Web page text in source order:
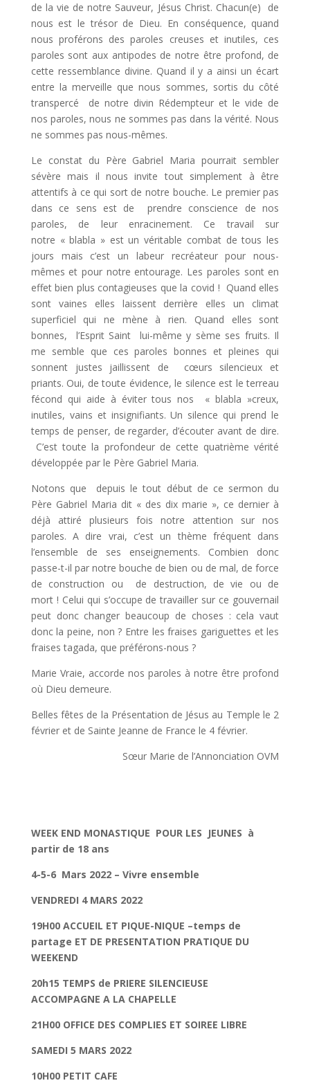
de la vie de notre Sauveur, Jésus Christ. Chacun(e) de
nous est le trésor de Dieu. En conséquence, quand
nous proférons des paroles creuses et inutiles, ces
paroles sont aux antipodes de notre être profond, de
cette ressemblance divine. Quand il y a ainsi un écart
entre la merveille que nous sommes, sortis du côté
transpercé de notre divin Rédempteur et le vide de
nos paroles, nous ne sommes pas dans la vérité. Nous
ne sommes pas nous-mêmes.
Le constat du Père Gabriel Maria pourrait sembler
sévère mais il nous invite tout simplement à être
attentifs à ce qui sort de notre bouche. Le premier pas
dans ce sens est de prendre conscience de nos
paroles, de leur enracinement. Ce travail sur
notre « blabla » est un véritable combat de tous les
jours mais c’est un labeur recréateur pour nous-
mêmes et pour notre entourage. Les paroles sont en
effet bien plus contagieuses que la covid ! Quand elles
sont vaines elles laissent derrière elles un climat
superficiel qui ne mène à rien. Quand elles sont
bonnes, l’Esprit Saint lui-même y sème ses fruits. Il
me semble que ces paroles bonnes et pleines qui
sonnent justes jaillissent de cœurs silencieux et
priants. Oui, de toute évidence, le silence est le terreau
fécond qui aide à éviter tous nos « blabla »creux,
inutiles, vains et insignifiants. Un silence qui prend le
temps de penser, de regarder, d’écouter avant de dire.
C’est toute la profondeur de cette quatrième vérité
développée par le Père Gabriel Maria.
Notons que depuis le tout début de ce sermon du
Père Gabriel Maria dit « des dix marie », ce dernier à
déjà attiré plusieurs fois notre attention sur nos
paroles. A dire vrai, c’est un thème fréquent dans
l’ensemble de ses enseignements. Combien donc
passe-t-il par notre bouche de bien ou de mal, de force
de construction ou de destruction, de vie ou de
mort ! Celui qui s’occupe de travailler sur ce gouvernail
peut donc changer beaucoup de choses : cela vaut
donc la peine, non ? Entre les fraises gariguettes et les
fraises tagada, que préférons-nous ?
Marie Vraie, accorde nos paroles à notre être profond
où Dieu demeure.
Belles fêtes de la Présentation de Jésus au Temple le 2
février et de Sainte Jeanne de France le 4 février.
Sœur Marie de l’Annonciation OVM
WEEK END MONASTIQUE POUR LES JEUNES à
partir de 18 ans
4-5-6 Mars 2022 – Vivre ensemble
VENDREDI 4 MARS 2022
19H00 ACCUEIL ET PIQUE-NIQUE –temps de
partage ET DE PRESENTATION PRATIQUE DU
WEEKEND
20h15 TEMPS de PRIERE SILENCIEUSE
ACCOMPAGNE A LA CHAPELLE
21H00 OFFICE DES COMPLIES ET SOIREE LIBRE
SAMEDI 5 MARS 2022
10H00 PETIT CAFE